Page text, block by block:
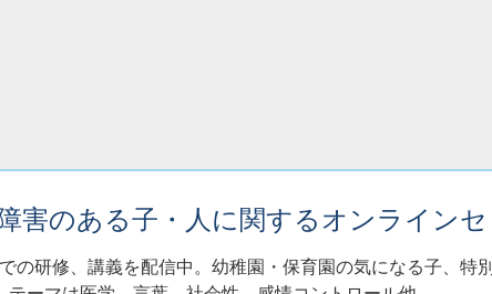
害のある子・人に関するオンライン
の研修、講義を配信中。幼稚園・保育園の気になる子、特